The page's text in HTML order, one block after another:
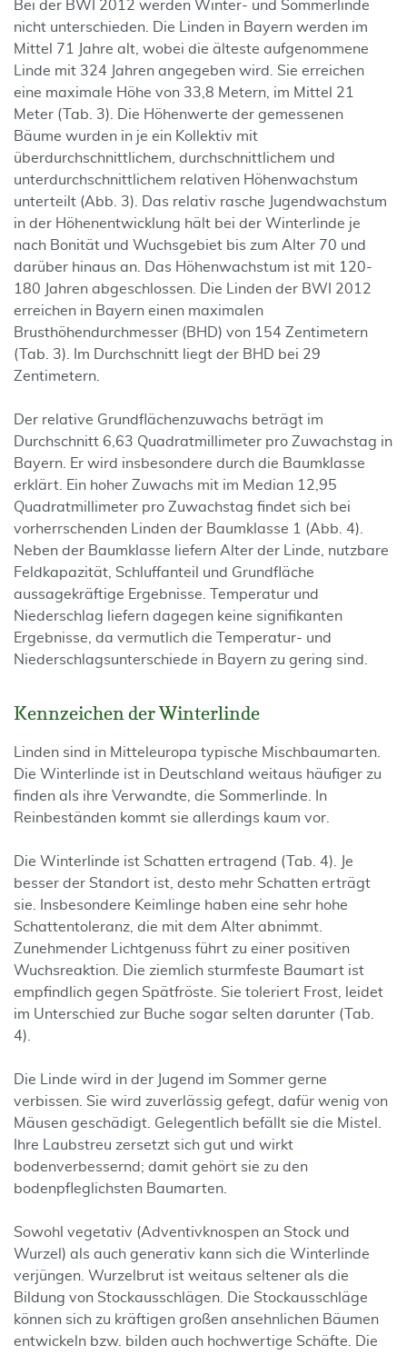
Bei der BWI 2012 werden Winter- und Sommerlinde
nicht unterschieden. Die Linden in Bayern werden im
Mittel 71 Jahre alt, wobei die älteste aufgenommene
Linde mit 324 Jahren angegeben wird. Sie erreichen
eine maximale Höhe von 33,8 Metern, im Mittel 21
Meter (Tab. 3). Die Höhenwerte der gemessenen
Bäume wurden in je ein Kollektiv mit
überdurchschnittlichem, durchschnittlichem und
unterdurchschnittlichem relativen Höhenwachstum
unterteilt (Abb. 3). Das relativ rasche Jugendwachstum
in der Höhenentwicklung hält bei der Winterlinde je
nach Bonität und Wuchsgebiet bis zum Alter 70 und
darüber hinaus an. Das Höhenwachstum ist mit 120-
180 Jahren abgeschlossen. Die Linden der BWI 2012
erreichen in Bayern einen maximalen
Brusthöhendurchmesser (BHD) von 154 Zentimetern
(Tab. 3). Im Durchschnitt liegt der BHD bei 29
Zentimetern.
Der relative Grundflächenzuwachs beträgt im
Durchschnitt 6,63 Quadratmillimeter pro Zuwachstag in
Bayern. Er wird insbesondere durch die Baumklasse
erklärt. Ein hoher Zuwachs mit im Median 12,95
Quadratmillimeter pro Zuwachstag findet sich bei
vorherrschenden Linden der Baumklasse 1 (Abb. 4).
Neben der Baumklasse liefern Alter der Linde, nutzbare
Feldkapazität, Schluffanteil und Grundfläche
aussagekräftige Ergebnisse. Temperatur und
Niederschlag liefern dagegen keine signifikanten
Ergebnisse, da vermutlich die Temperatur- und
Niederschlagsunterschiede in Bayern zu gering sind.
Kennzeichen der Winterlinde
Linden sind in Mitteleuropa typische Mischbaumarten.
Die Winterlinde ist in Deutschland weitaus häufiger zu
finden als ihre Verwandte, die Sommerlinde. In
Reinbeständen kommt sie allerdings kaum vor.
Die Winterlinde ist Schatten ertragend (Tab. 4). Je
besser der Standort ist, desto mehr Schatten erträgt
sie. Insbesondere Keimlinge haben eine sehr hohe
Schattentoleranz, die mit dem Alter abnimmt.
Zunehmender Lichtgenuss führt zu einer positiven
Wuchsreaktion. Die ziemlich sturmfeste Baumart ist
empfindlich gegen Spätfröste. Sie toleriert Frost, leidet
im Unterschied zur Buche sogar selten darunter (Tab.
4).
Die Linde wird in der Jugend im Sommer gerne
verbissen. Sie wird zuverlässig gefegt, dafür wenig von
Mäusen geschädigt. Gelegentlich befällt sie die Mistel.
Ihre Laubstreu zersetzt sich gut und wirkt
bodenverbessernd; damit gehört sie zu den
bodenpfleglichsten Baumarten.
Sowohl vegetativ (Adventivknospen an Stock und
Wurzel) als auch generativ kann sich die Winterlinde
verjüngen. Wurzelbrut ist weitaus seltener als die
Bildung von Stockausschlägen. Die Stockausschläge
können sich zu kräftigen großen ansehnlichen Bäumen
entwickeln bzw. bilden auch hochwertige Schäfte. Die